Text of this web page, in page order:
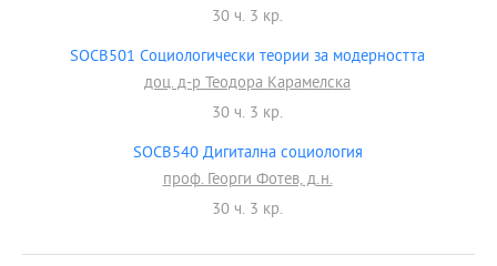
30 ч. 3 кр.
SOCB501 Социологически теории за модерността
доц. д-р Теодора Карамелска
30 ч. 3 кр.
SOCB540 Дигитална социология
проф. Георги Фотев, д.н.
30 ч. 3 кр.